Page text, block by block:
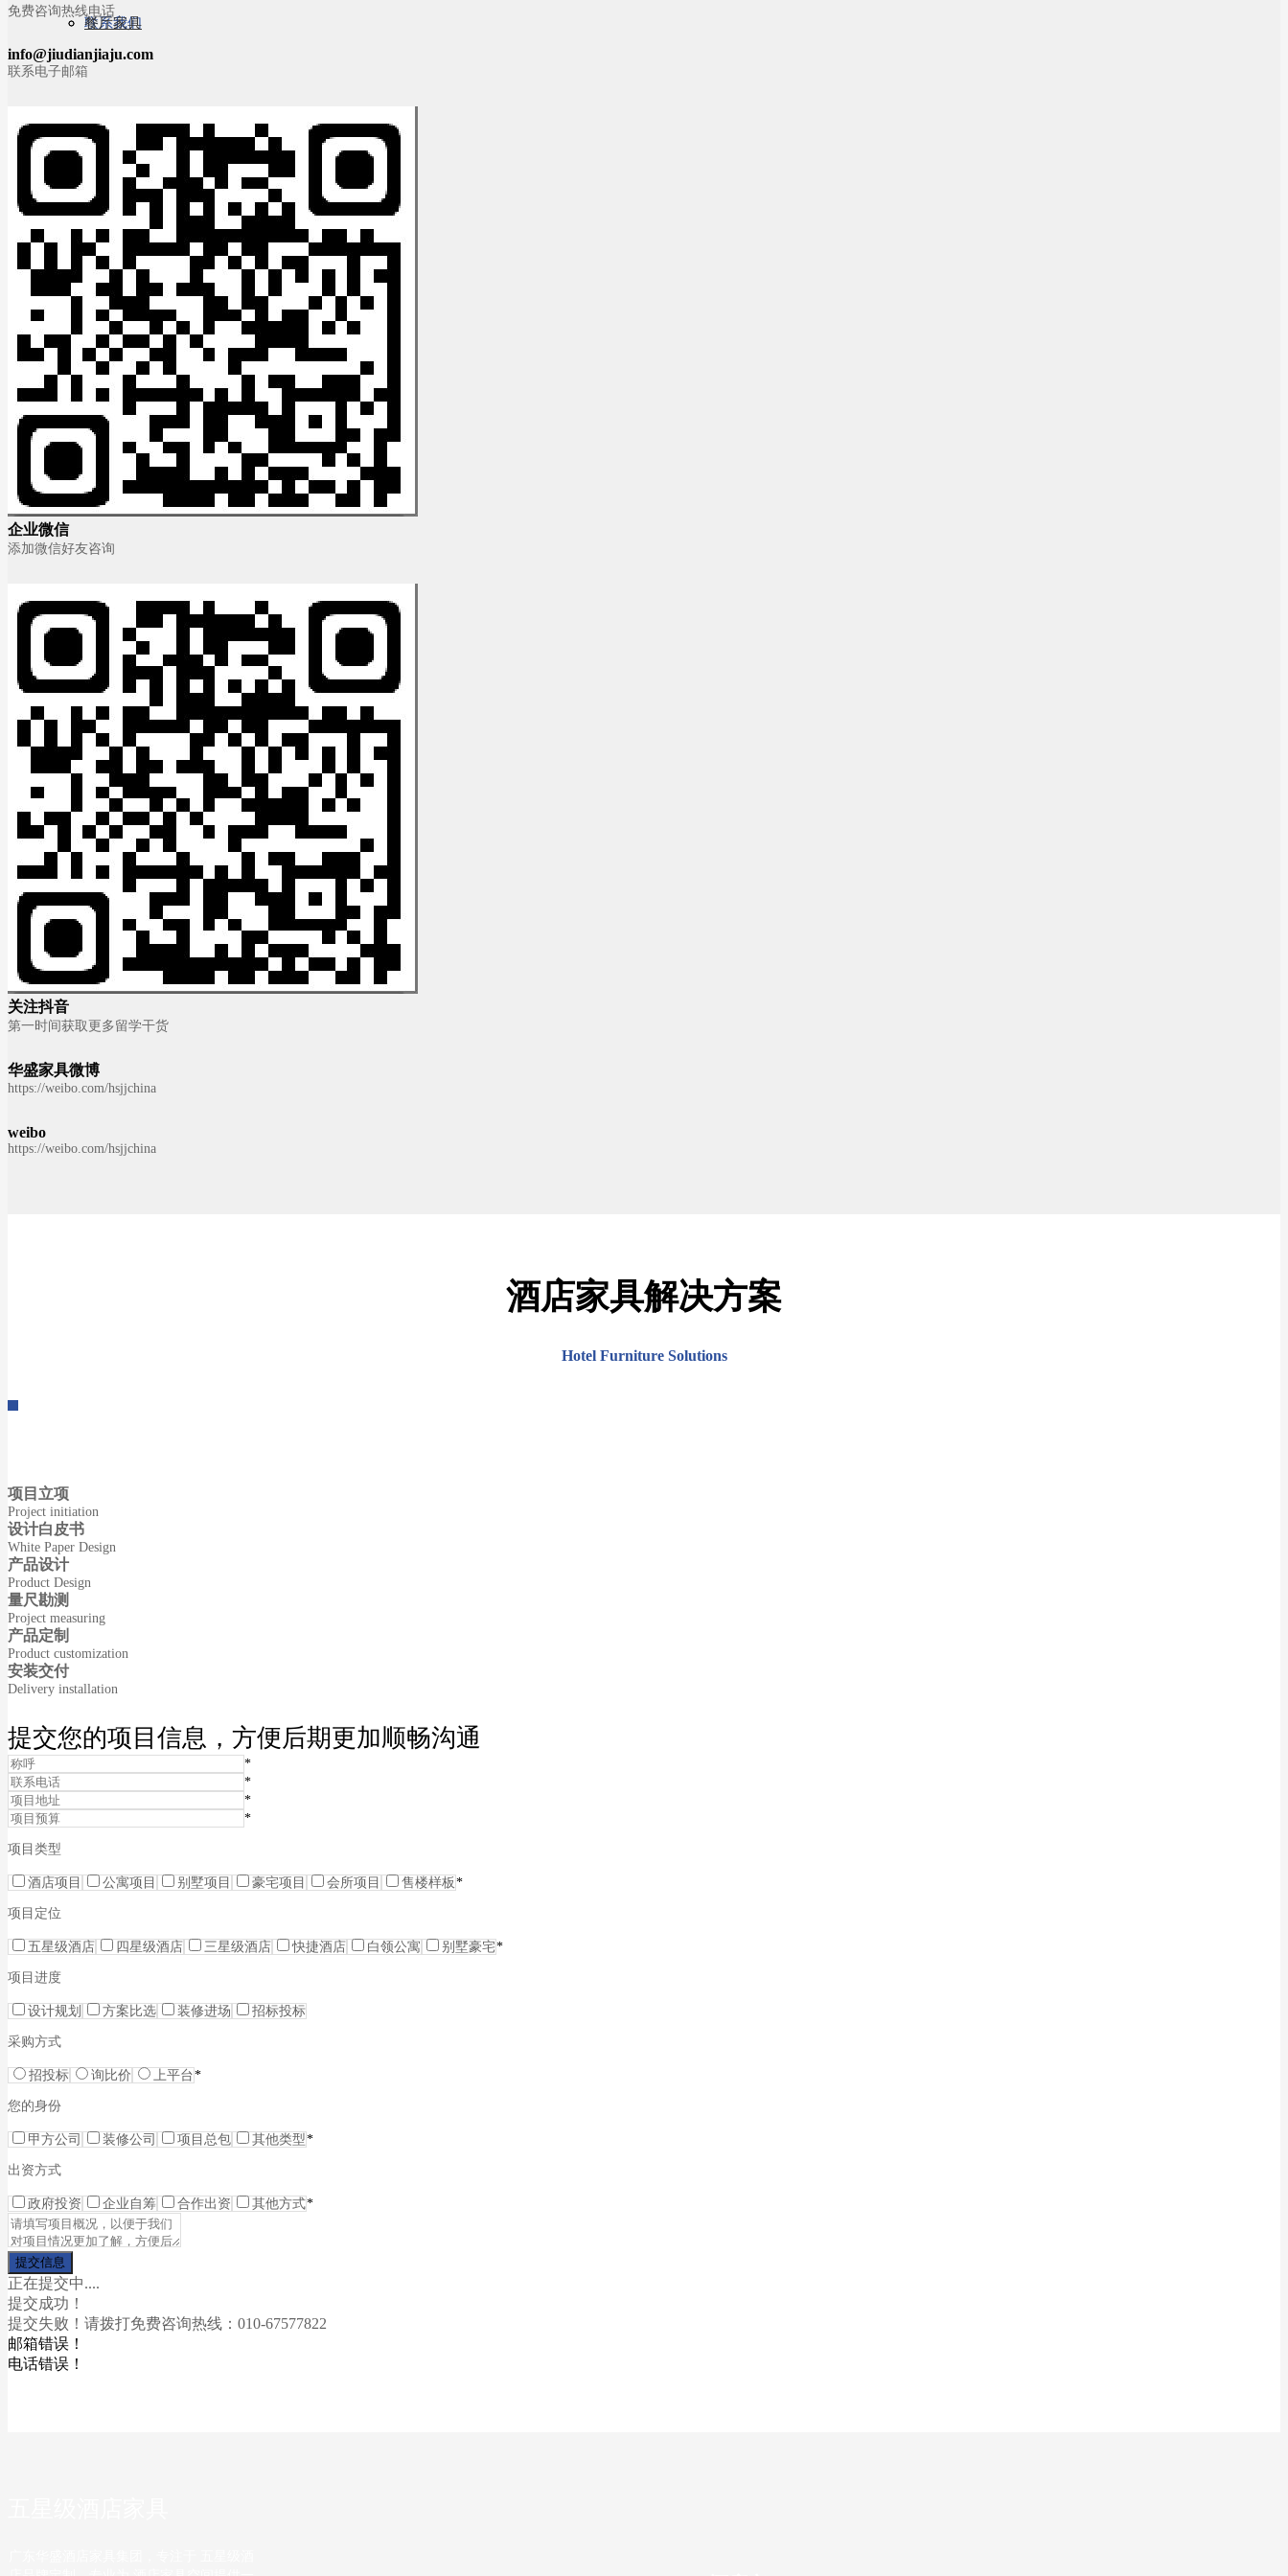
联系我们
餐厅家具
免费咨询热线电话
info@jiudianjiaju.com
联系电子邮箱
企业微信
添加微信好友咨询
关注抖音
第一时间获取更多留学干货
华盛家具微博
https://weibo.com/hsjjchina
weibo
https://weibo.com/hsjjchina
酒店家具解决方案
Hotel Furniture Solutions
项目立项
Project initiation
设计白皮书
White Paper Design
产品设计
Product Design
量尺勘测
Project measuring
产品定制
Product customization
安装交付
Delivery installation
提交您的项目信息，方便后期更加顺畅沟通
*
*
*
*
项目类型
酒店项目 公寓项目 别墅项目 豪宅项目 会所项目 售楼样板 *
项目定位
五星级酒店 四星级酒店 三星级酒店 快捷酒店 白领公寓 别墅豪宅*
项目进度
设计规划 方案比选 装修进场 招标投标
采购方式
招投标 询比价 上平台*
您的身份
甲方公司 装修公司 项目总包 其他类型*
出资方式
政府投资 企业自筹 合作出资 其他方式*
正在提交中....
提交成功！
提交失败！请拨打免费咨询热线：010-67577822
邮箱错误！
电话错误！